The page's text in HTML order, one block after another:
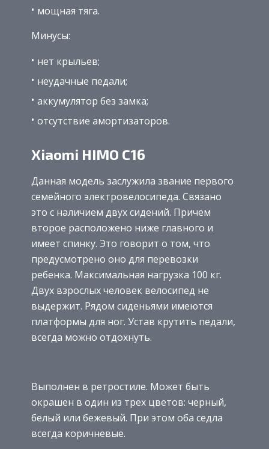
мощная тяга.
Минусы:
нет крыльев;
неудачные педали;
аккумулятор без замка;
отсутствие амортизаторов.
Xiaomi HIMO C16
Данная модель заслужила звание первого
семейного электровелосипеда. Связано
это с наличием двух сидений. Причем
второе расположено ниже главного и
имеет спинку. Это говорит о том, что
предусмотрено оно для перевозки
ребенка. Максимальная нагрузка 100 кг.
Двух взрослых человек велосипед не
выдержит. Рядом сиденьями имеются
платформы для ног. Устав крутить педали,
всегда можно отдохнуть.
Выполнен в ретростиле. Может быть
окрашен в один из трех цветов: черный,
белый или бежевый. При этом оба седла
всегда коричневые.